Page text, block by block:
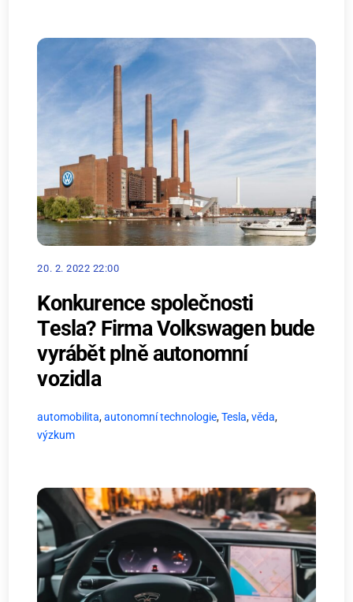
20. 2. 2022 22:00
Konkurence společnosti
Tesla? Firma Volkswagen bude
vyrábět plně autonomní
vozidla
automobilita,autonomní technologie,Tesla,věda,
výzkum